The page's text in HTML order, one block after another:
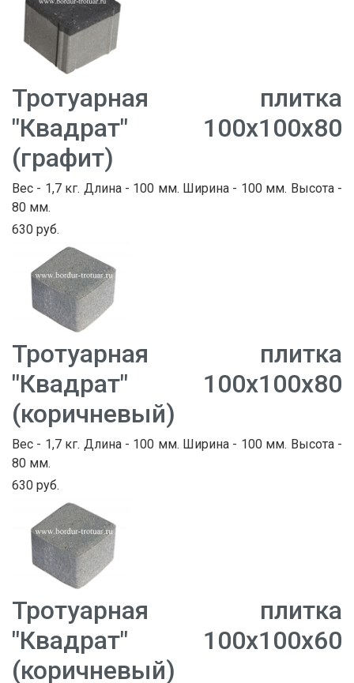
Тротуарная плитка
"Квадрат" 100х100х80
(графит)
Вес - 1,7 кг. Длина - 100 мм. Ширина - 100 мм. Высота -
80 мм.
630 руб.
Тротуарная плитка
"Квадрат" 100х100х80
(коричневый)
Вес - 1,7 кг. Длина - 100 мм. Ширина - 100 мм. Высота -
80 мм.
630 руб.
Тротуарная плитка
"Квадрат" 100х100х60
(коричневый)